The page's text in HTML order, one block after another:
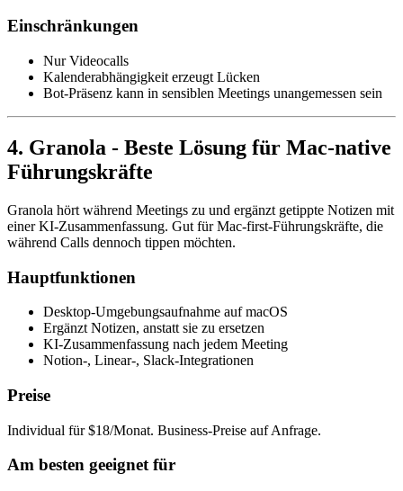
Einschränkungen
Nur Videocalls
Kalenderabhängigkeit erzeugt Lücken
Bot-Präsenz kann in sensiblen Meetings unangemessen sein
4. Granola - Beste Lösung für Mac-native
Führungskräfte
Granola hört während Meetings zu und ergänzt getippte Notizen mit
einer KI-Zusammenfassung. Gut für Mac-first-Führungskräfte, die
während Calls dennoch tippen möchten.
Hauptfunktionen
Desktop-Umgebungsaufnahme auf macOS
Ergänzt Notizen, anstatt sie zu ersetzen
KI-Zusammenfassung nach jedem Meeting
Notion-, Linear-, Slack-Integrationen
Preise
Individual für $18/Monat. Business-Preise auf Anfrage.
Am besten geeignet für